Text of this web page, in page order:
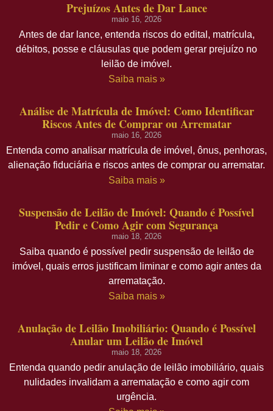
Prejuízos Antes de Dar Lance
maio 16, 2026
Antes de dar lance, entenda riscos do edital, matrícula,
débitos, posse e cláusulas que podem gerar prejuízo no
leilão de imóvel.
Saiba mais »
Análise de Matrícula de Imóvel: Como Identificar
Riscos Antes de Comprar ou Arrematar
maio 16, 2026
Entenda como analisar matrícula de imóvel, ônus, penhoras,
alienação fiduciária e riscos antes de comprar ou arrematar.
Saiba mais »
Suspensão de Leilão de Imóvel: Quando é Possível
Pedir e Como Agir com Segurança
maio 18, 2026
Saiba quando é possível pedir suspensão de leilão de
imóvel, quais erros justificam liminar e como agir antes da
arrematação.
Saiba mais »
Anulação de Leilão Imobiliário: Quando é Possível
Anular um Leilão de Imóvel
maio 18, 2026
Entenda quando pedir anulação de leilão imobiliário, quais
nulidades invalidam a arrematação e como agir com
urgência.